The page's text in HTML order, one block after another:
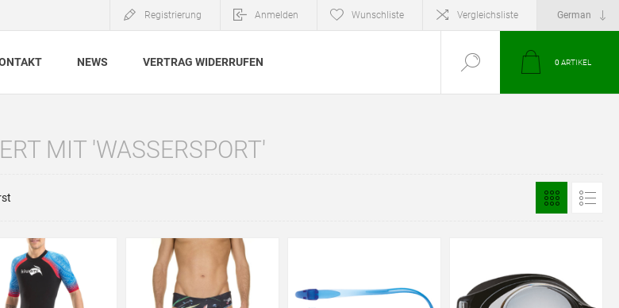
Registrierung Anmelden Wunschliste Vergleichsliste
NEWS VERTRAG WIDERRUFEN 0 ARTIKEL
MIT 'WASSERSPORT'